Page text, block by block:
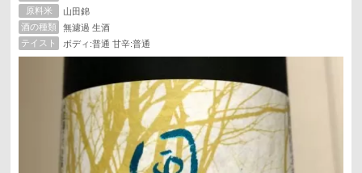
原料米
山田錦
酒の種類
無濾過 生酒
テイスト
ボディ:普通 甘辛:普通